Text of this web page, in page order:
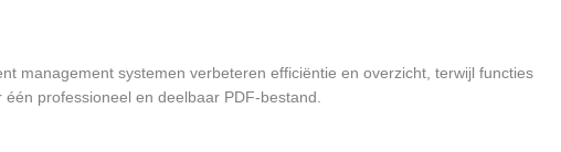
management systemen verbeteren efficiëntie en overzicht, terwijl functies
professioneel en deelbaar PDF-bestand.